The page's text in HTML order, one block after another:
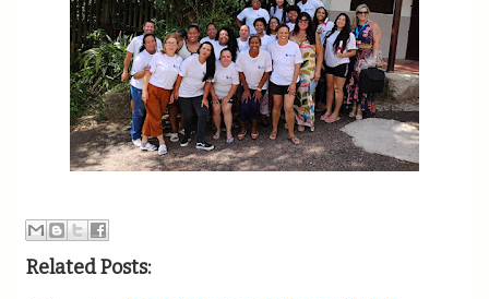
Related Posts: